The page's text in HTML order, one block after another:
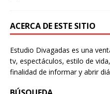
ACERCA DE ESTE SITIO
Estudio Divagadas es una
tv, espectáculos, estilo de
finalidad de informar y abrir